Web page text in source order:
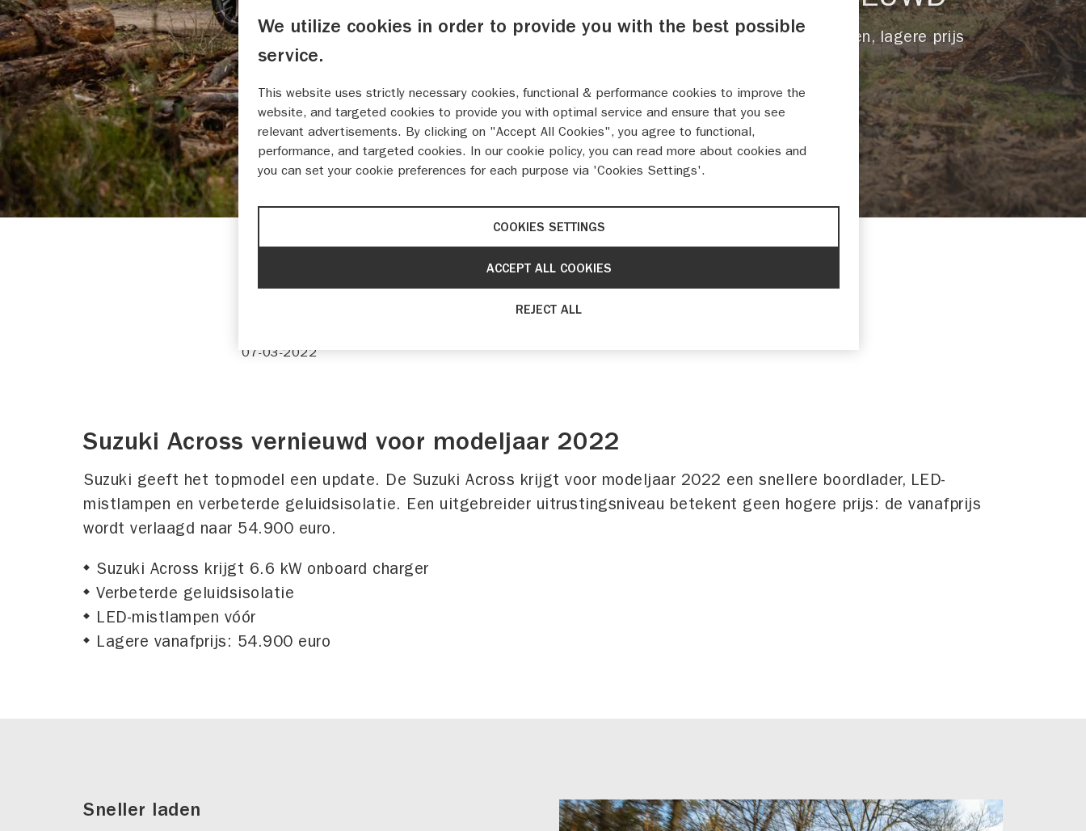
Sneller laden, lagere prijs
07-03-2022
Suzuki Across vernieuwd voor modeljaar 2022
Suzuki geeft het topmodel een update. De Suzuki Across krijgt voor modeljaar 2022 een snellere boordlader, LED-
mistlampen en verbeterde geluidsisolatie. Een uitgebreider uitrustingsniveau betekent geen hogere prijs: de vanafprijs
wordt verlaagd naar 54.900 euro.
Suzuki Across krijgt 6.6 kW onboard charger
Verbeterde geluidsisolatie
LED-mistlampen vóór
Lagere vanafprijs: 54.900 euro
Sneller laden
We utilize cookies in order to provide you with the best possible
service.
This website uses strictly necessary cookies, functional & performance cookies to improve the
website, and targeted cookies to provide you with optimal service and ensure that you see
relevant advertisements. By clicking on "Accept All Cookies", you agree to functional,
performance, and targeted cookies. In our cookie policy, you can read more about cookies and
you can set your cookie preferences for each purpose via 'Cookies Settings'.
COOKIES SETTINGS
REJECT ALL
ACCEPT ALL COOKIES